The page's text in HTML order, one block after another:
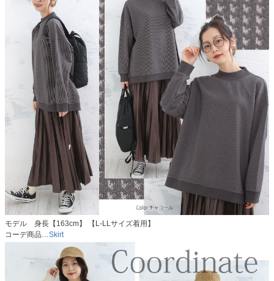
モデル 身長【163cm】 【L-LLサイズ着用】
コーデ商品…Skirt